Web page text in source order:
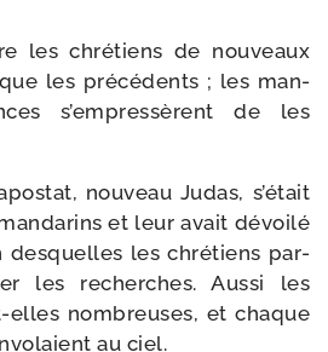
les chré­tiens de nou­veaux
les pré­cé­dents ; les man­
s’empressèrent de les
nou­veau Judas, s’était
et leur avait dévoi­lé
des­quelles les chré­tiens par­
les recherches. Aussi les
​elles nom­breuses, et chaque
au ciel.